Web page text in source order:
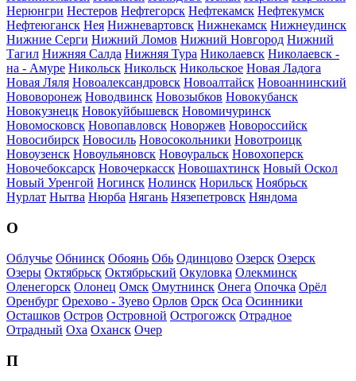
Нерюнгри Нестеров Нефтегорск Нефтекамск Нефтекумск
Нефтеюганск Нея Нижневартовск Нижнекамск Нижнеудинск
Нижние Серги Нижний Ломов Нижний Новгород Нижний
Тагил Нижняя Салда Нижняя Тура Николаевск Николаевск -
на - Амуре Никольск Никольск Никольское Новая Ладога
Новая Ляля Новоалександровск Новоалтайск Новоаннинский
Нововоронеж Новодвинск Новозыбков Новокубанск
Новокузнецк Новокуйбышевск Новомичуринск
Новомосковск Новопавловск Новоржев Новороссийск
Новосибирск Новосиль Новосокольники Новотроицк
Новоузенск Новоульяновск Новоуральск Новохоперск
Новочебоксарск Новочеркасск Новошахтинск Новый Оскол
Новый Уренгой Ногинск Нолинск Норильск Ноябрьск
Нурлат Нытва Нюрба Нягань Нязепетровск Няндома
О
Облучье Обнинск Обоянь Обь Одинцово Озерск Озерск
Озеры Октябрьск Октябрьский Окуловка Олекминск
Оленегорск Олонец Омск Омутнинск Онега Опочка Орёл
Оренбург Орехово - Зуево Орлов Орск Оса Осинники
Осташков Остров Островной Острогожск Отрадное
Отрадный Оха Оханск Очер
П